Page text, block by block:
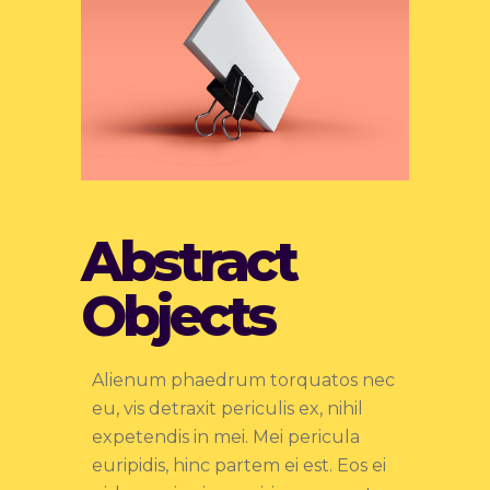
Abstract
Objects
Alienum phaedrum torquatos nec
eu, vis detraxit periculis ex, nihil
expetendis in mei. Mei pericula
euripidis, hinc partem ei est. Eos ei